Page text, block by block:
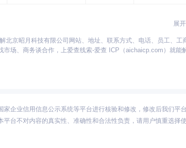
展开
河北 河南 湖北 湖南 江苏 江西 吉林 辽宁
宁夏
云南 浙江 内蒙古 黑龙江
北京昭月科技有限公司网站、地址、联系方式、电话、员工、工
场、商务谈合作，上爱查线索-爱查 ICP（aichaicp.com）就能
企业信用信息公示系统等平台进行核验和修改，修改后我们平
台不对内容的真实性、准确性和合法性负责，请用户慎重选择